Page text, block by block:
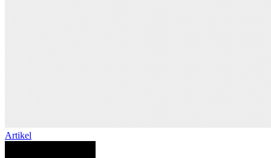
Artikel